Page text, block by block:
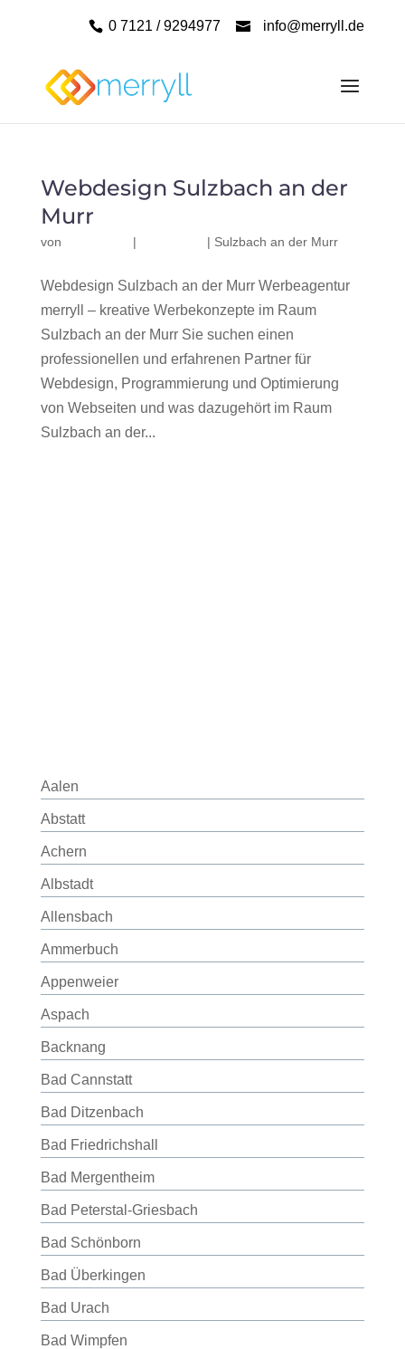
0 7121 / 9294977 info@merryll.de
Webdesign Sulzbach an der
Murr
von | | Sulzbach an der Murr
Webdesign Sulzbach an der Murr Werbeagentur
merryll – kreative Werbekonzepte im Raum
Sulzbach an der Murr Sie suchen einen
professionellen und erfahrenen Partner für
Webdesign, Programmierung und Optimierung
von Webseiten und was dazugehört im Raum
Sulzbach an der...
Aalen
Abstatt
Achern
Albstadt
Allensbach
Ammerbuch
Appenweier
Aspach
Backnang
Bad Cannstatt
Bad Ditzenbach
Bad Friedrichshall
Bad Mergentheim
Bad Peterstal-Griesbach
Bad Schönborn
Bad Überkingen
Bad Urach
Bad Wimpfen